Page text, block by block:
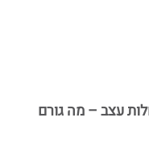
עצב – מה גורם